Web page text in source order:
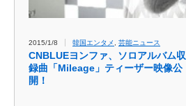
2015/1/8 韓国エンタメ 芸能ニュース
CNBLUEヨンファ、ソロアルバム収
録曲「Mileage」ティーザー映像公
開！